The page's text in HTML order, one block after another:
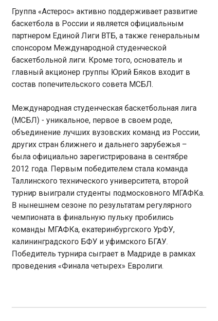
Группа «Астерос» активно поддерживает развитие
баскетбола в России и является официальным
партнером Единой Лиги ВТБ, а также генеральным
спонсором Международной студенческой
баскетбольной лиги. Кроме того, основатель и
главный акционер группы Юрий Бяков входит в
состав попечительского совета МСБЛ.
Международная студенческая баскетбольная лига
(МСБЛ) - уникальное, первое в своем роде,
объединение лучших вузовских команд из России,
других стран ближнего и дальнего зарубежья –
была официально зарегистрирована в сентябре
2012 года. Первым победителем стала команда
Таллинского технического университета, второй
турнир выиграли студенты подмосковного МГАФКа.
В нынешнем сезоне по результатам регулярного
чемпионата в финальную пульку пробились
команды МГАФКа, екатеринбургского УрФУ,
калининградского БФУ и уфимского БГАУ.
Победитель турнира сыграет в Мадриде в рамках
проведения «Финала четырех» Евролиги.